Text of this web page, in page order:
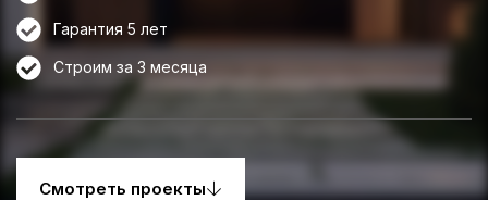
Гарантия 5 лет
Строим за 3 месяца
Смотреть проекты